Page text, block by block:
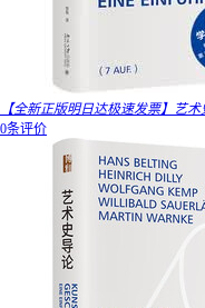
【全新正版明日达极速发票】艺
0条评价